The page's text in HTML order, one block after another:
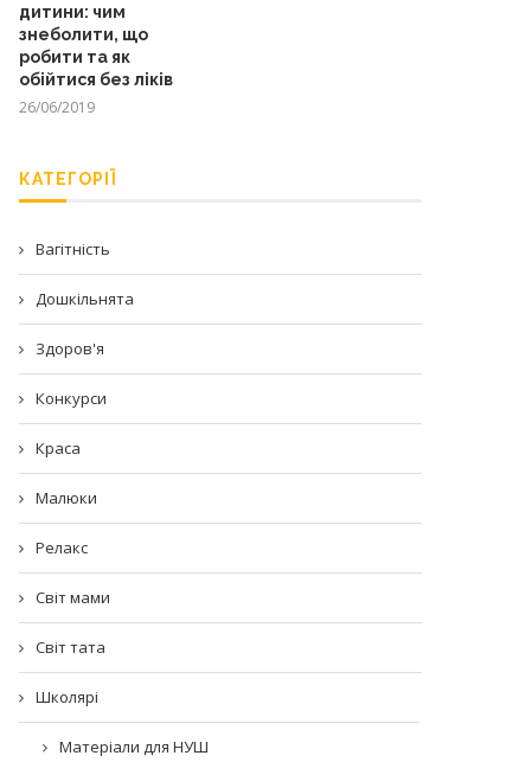
дитини: чим
знеболити, що
робити та як
обійтися без ліків
26/06/2019
КАТЕГОРІЇ
Вагітність
Дошкільнята
Здоров'я
Конкурси
Краса
Малюки
Релакс
Світ мами
Світ тата
Школярі
Матеріали для НУШ